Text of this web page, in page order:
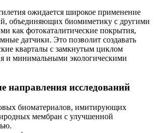
ожидается широкое применение
объединяющих биомиметику с другими
как фотокаталитические покрытия,
датчики. Это позволит создавать
кварталы с замкнутым циклом
и минимальными экологическими
направления исследований
биоматериалов, имитирующих
мембран с улучшенной